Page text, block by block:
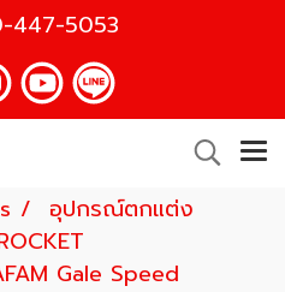
447-5053
อุปกรณ์ตกแต่ง
Gale Speed